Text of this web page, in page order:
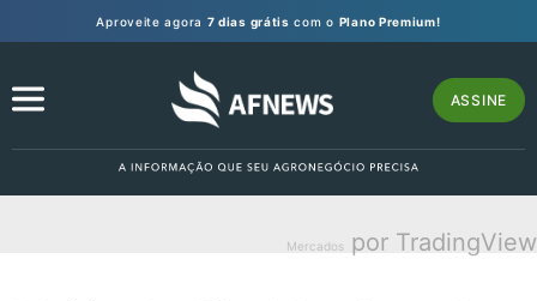
Aproveite agora 7 dias grátis com o Plano Premium!
ASSINE
Mercados por TradingView